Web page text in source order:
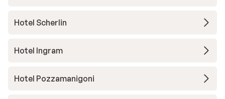
Hotel Scherlin
Hotel Ingram
Hotel Pozzamanigoni